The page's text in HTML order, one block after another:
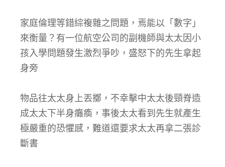
家庭倫理等錯綜複雜之問題，焉能以「數字」
來衡量？有一位航空公司的副機師與太太因小
孩入學問題發生激烈爭吵，盛怒下的先生拿起
身旁
物品往太太身上丟擲，不幸擊中太太後頸脊造
成太太下半身癱瘓，事後太太看到先生就產生
極嚴重的恐懼感，難道還要求太太再拿二張診
斷書